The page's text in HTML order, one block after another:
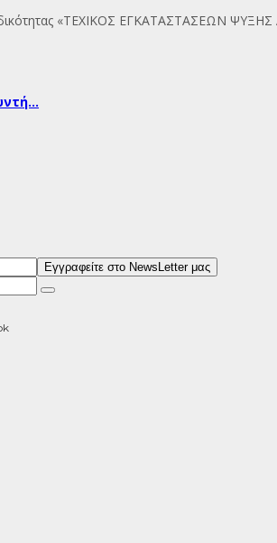
«ΤΕΧΙΚΟΣ ΕΓΚΑΤΑΣΤΑΣΕΩΝ ΨΥΞΗΣ